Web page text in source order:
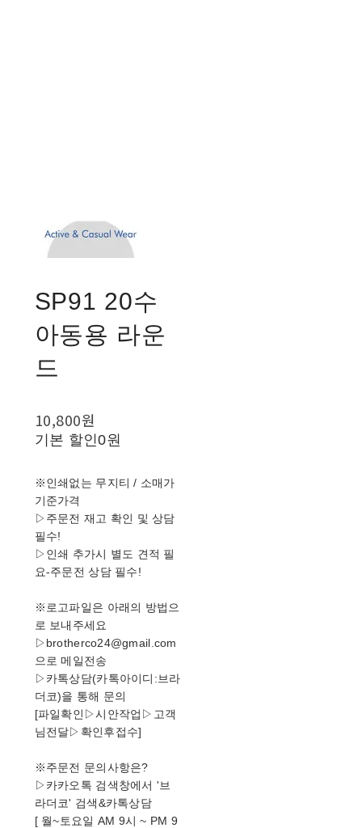
SP91 20수
아동용 라운
드
10,800원
기본 할인0원
※인쇄없는 무지티 / 소매가
기준가격
▷주문전 재고 확인 및 상담
필수!
▷인쇄 추가시 별도 견적 필
요-주문전 상담 필수!
※로고파일은 아래의 방법으
로 보내주세요
▷brotherco24@gmail.com
으로 메일전송
▷카톡상담(카톡아이디:브라
더코)을 통해 문의
[파일확인▷시안작업▷고객
님전달▷확인후접수]
※주문전 문의사항은?
▷카카오톡 검색창에서 '브
라더코' 검색&카톡상담
[ 월~토요일 AM 9시 ~ PM 9